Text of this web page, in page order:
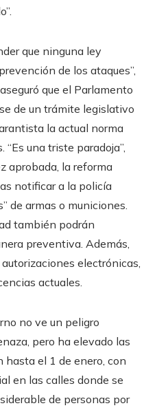
que ninguna ley
de los ataques”,
que el Parlamento
de un trámite legislativo
la actual norma
una triste paradoja”,
aprobada, la reforma
notificar a la policía
de armas o municiones.
también podrán
preventiva. Además,
electrónicas,
actuales.
no ve un peligro
pero ha elevado las
hasta el 1 de enero, con
en las calles donde se
de personas por